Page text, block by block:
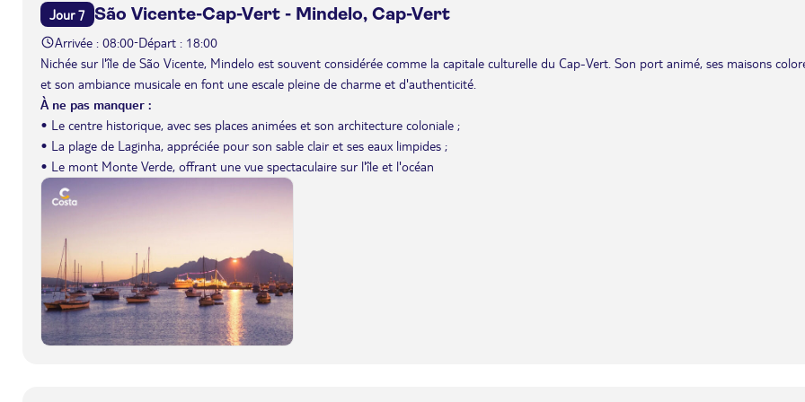
Jour 7 São Vicente-Cap-Vert - Mindelo, Cap-Vert
Arrivée : 08:00-Départ : 18:00
Nichée sur l'île de São Vicente, Mindelo est souvent considérée comme la capitale culturelle du Cap-Vert. Son port animé, ses maisons
et son ambiance musicale en font une escale pleine de charme et d'authenticité.
À ne pas manquer :
• Le centre historique, avec ses places animées et son architecture coloniale ;
• La plage de Laginha, appréciée pour son sable clair et ses eaux limpides ;
• Le mont Monte Verde, offrant une vue spectaculaire sur l'île et l'océan